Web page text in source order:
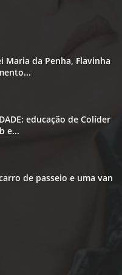
Maria da Penha, Flavinha
educação de Colíder
e...
de passeio e uma van